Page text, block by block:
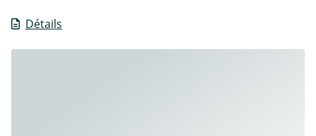
Détails